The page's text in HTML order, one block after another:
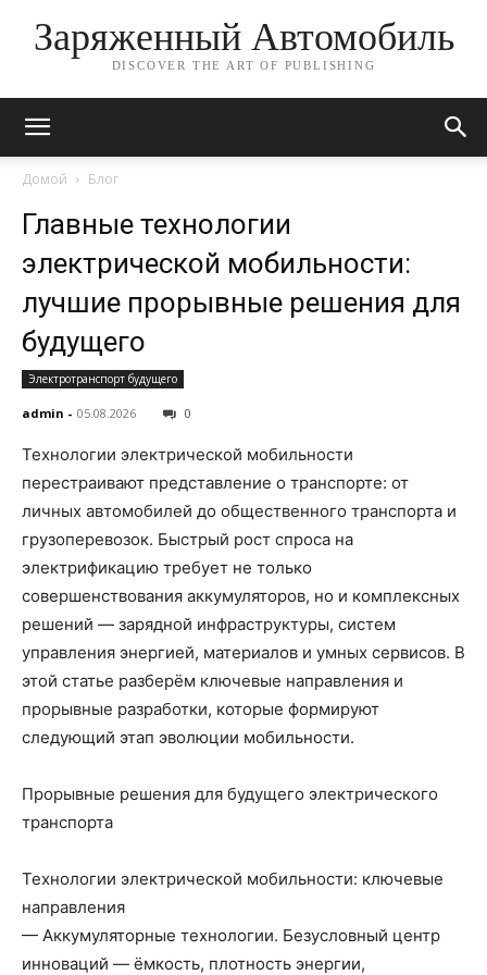
Заряженный Автомобиль
DISCOVER THE ART OF PUBLISHING
Домой Блог
Главные технологии
электрической мобильности:
лучшие прорывные решения для
будущего
Электротранспорт будущего
admin - 05.08.2026 0
Технологии электрической мобильности
перестраивают представление о транспорте: от
личных автомобилей до общественного транспорта и
грузоперевозок. Быстрый рост спроса на
электрификацию требует не только
совершенствования аккумуляторов, но и комплексных
решений — зарядной инфраструктуры, систем
управления энергией, материалов и умных сервисов. В
этой статье разберём ключевые направления и
прорывные разработки, которые формируют
следующий этап эволюции мобильности.
Прорывные решения для будущего электрического
транспорта
Технологии электрической мобильности: ключевые
направления
— Аккумуляторные технологии. Безусловный центр
инноваций — ёмкость, плотность энергии,